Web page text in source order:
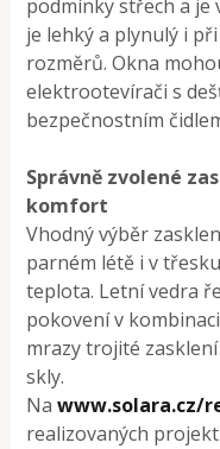
podmínky střech a je
je lehký a plynulý i
rozměrů. Okna
elektrootevírači s
bezpečnostním
Správně zvolené
komfort
Vhodný výběr
parném létě i v
teplota. Letní vedra
pokovení v
mrazy trojité
skly.
Nawww.solara.cz/
realizovaných